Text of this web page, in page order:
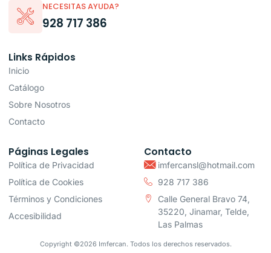
NECESITAS AYUDA?
928 717 386
Links Rápidos
Inicio
Catálogo
Sobre Nosotros
Contacto
Páginas Legales
Política de Privacidad
Política de Cookies
Términos y Condiciones
Accesibilidad
Contacto
imfercansl@hotmail.com
928 717 386
Calle General Bravo 74,
35220, Jinamar, Telde,
Las Palmas
Copyright ©2026 Imfercan. Todos los derechos reservados.